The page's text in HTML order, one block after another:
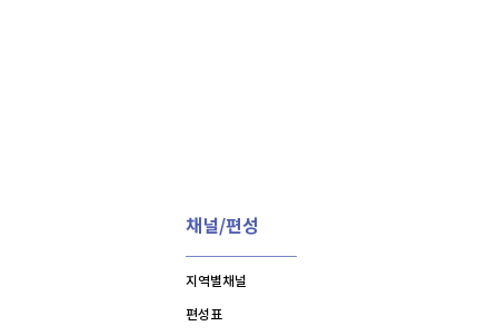
채널/편성
지역별채널
편성표